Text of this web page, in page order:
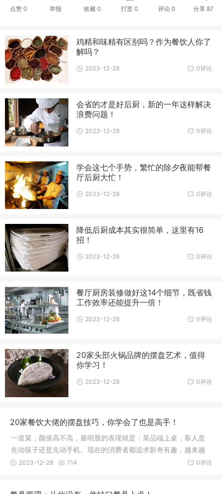
点赞 0 举报 收藏0 打赏 0 评论 0 分享87
鸡精和味精有区别吗？作为餐饮人你了
解吗？
0评论
2023-12-28
会省的才是好后厨，新的一年这样解决
浪费问题！
0评论
2023-12-28
学会这七个手势，繁忙的除夕夜能帮餐
厅后厨大忙！
0评论
2023-12-28
降低后厨成本其实很简单，这里有16
招！
0评论
2023-12-28
餐厅厨房装修做好这14个细节，既省钱
工作效率还能提升一倍！
0评论
2023-12-28
20家头部火锅品牌的摆盘艺术，值得
你学习！
0评论
2023-12-28
20家餐饮大佬的摆盘技巧，你学会了也是高手！
一道菜，颜值高不高，最明显的表现就是：菜品端上桌，客人是
先动筷子还是先动手机。现在的消费者都追求新奇有趣，越来越
多的餐厅
0评论
2023-12-28 714